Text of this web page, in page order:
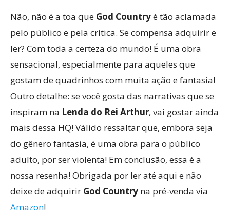
Não, não é a toa que God Countryé tão aclamada
pelo público e pela crítica. Se compensa adquirir e
ler? Com toda a certeza do mundo! É uma obra
sensacional, especialmente para aqueles que
gostam de quadrinhos com muita ação e fantasia!
Outro detalhe: se você gosta das narrativas que se
inspiram na Lenda do Rei Arthur, vai gostar ainda
mais dessa HQ! Válido ressaltar que, embora seja
do gênero fantasia, é uma obra para o público
adulto, por ser violenta! Em conclusão, essa é a
nossa resenha! Obrigada por ler até aqui e não
deixe de adquirir God Country na pré-venda via
Amazon!